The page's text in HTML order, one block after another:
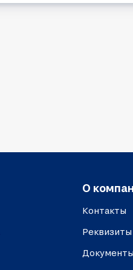
О
Контакты
Реквизиты
Документы